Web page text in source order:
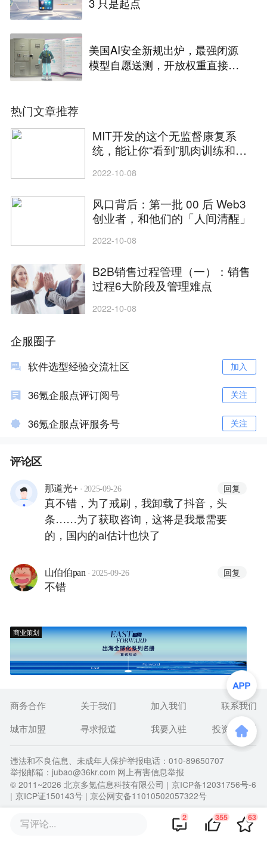
美国AI安全新规出炉，最强闭源
模型自愿送测，开放权重直接放
热门文章推荐
MIT开发的这个无监督康复系
统，能让你“看到”肌肉训练和恢
2022-10-08
风口背后：第一批 00 后 Web3
创业者，和他们的「人间清醒」
2022-10-08
B2B销售过程管理（一）：销售
过程6大阶段及管理难点
2022-10-08
企服圈子
软件选型经验交流社区 加入
36氪企服点评订阅号 关注
36氪企服点评服务号 关注
评论区
那道光+ · 2025-09-26 回复
真不错，为了戒刷，我卸载了抖音，头
条……为了获取咨询，这将是我最需要
的，国内的ai估计也快了
山伯伯pan · 2025-09-26 回复
不错
商业策划
写评论... 2 355 63
商务合作 关于我们 加入我们
联系我们
城市加盟
寻求报道 我要入驻 投资者关系
违法和不良信息、未成年人保护举报电话：010-89650707
举报邮箱：jubao@36kr.com 网上有害信息举报
© 2011~2026 北京多氪信息科技有限公司 | 京ICP备12031756号-6
| 京ICP证150143号 | 京公网安备11010502057322号